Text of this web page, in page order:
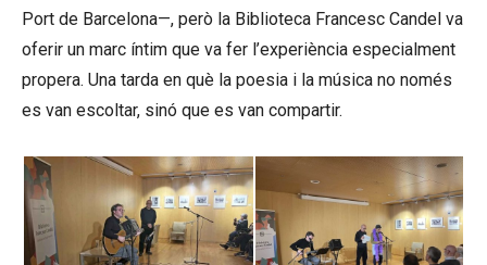
Port de Barcelona—, però la Biblioteca Francesc Candel va
oferir un marc íntim que va fer l’experiència especialment
propera. Una tarda en què la poesia i la música no només
es van escoltar, sinó que es van compartir.